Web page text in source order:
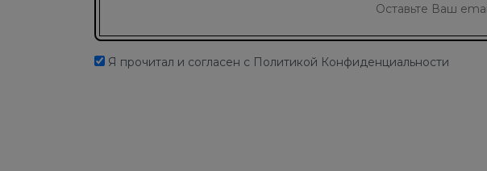
Я прочитал и согласен с Политикой Конфиденциальности